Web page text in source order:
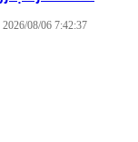
2026/08/06 7:42:37 مساءً